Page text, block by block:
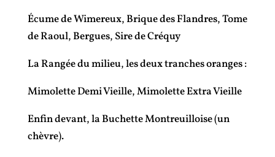
Écume de Wimereux, Brique des Flandres, Tome
de Raoul, Bergues, Sire de Créquy
La Rangée du milieu, les deux tranches oranges :
Mimolette Demi Vieille, Mimolette Extra Vieille
Enfin devant, la Buchette Montreuilloise (un
chèvre).